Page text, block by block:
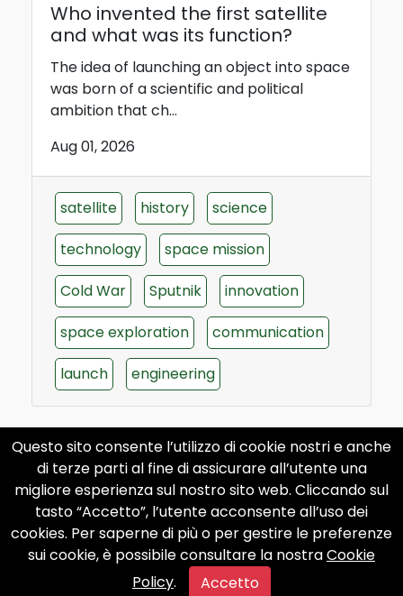
Questo sito consente l’utilizzo di cookie nostri e anche
di terze parti al fine di assicurare all’utente una
migliore esperienza sul nostro sito web. Cliccando sul
tasto “Accetto”, l’utente acconsente all’uso dei
cookies. Per saperne di più o per gestire le preferenze
sui cookie, è possibile consultare la nostraCookie
Policy. Accetto
Who invented the first satellite
and what was its function?
The idea of ​​launching an object into space
was born of a scientific and political
ambition that ch...
Aug 01, 2026
satellite history
science
technology
space mission
Cold War
Sputnik
innovation
space exploration
communication
launch
engineering